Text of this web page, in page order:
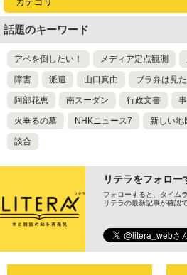
話題のキーワード
アベを倒したい！ メディア定点観測
障害 派遣 山口真由 ブラ弁は見た
阿部花恵 南スーダン 行政文書
火垂るの墓 NHKニュース7 新しい地
談合
リテラをフォロー
フォローすると、タイム
リテラの最新記事が確認